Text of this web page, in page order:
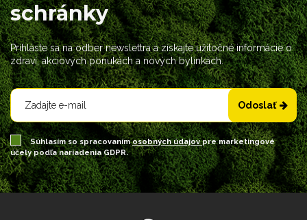
schránky
Prihláste sa na odber newslettra a získajte užitočné informácie o
zdraví, akciových ponukách a nových bylinkách.
Odoslať
Súhlasím so spracovanímosobných údajovpre marketingové
účely podľa nariadenia GDPR.